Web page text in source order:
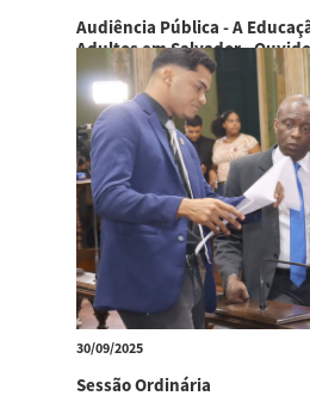
Audiência Pública - A
Adultos em Salvador -
30/09/2025
Sessão Ordinária